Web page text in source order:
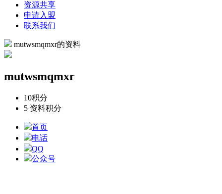
资源共享
申请入盟
联系我们
mutwsmqmxr的资料
mutwsmqmxr
10积分
5 资料积分
首页
电话
QQ
公众号